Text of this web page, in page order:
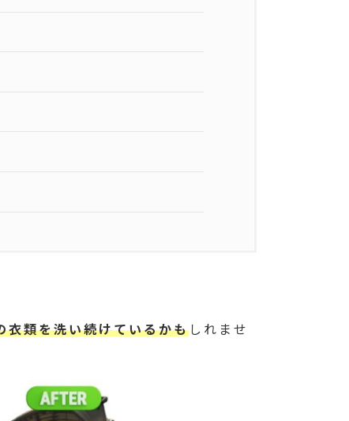
衣類を洗い続けているかもしれませ